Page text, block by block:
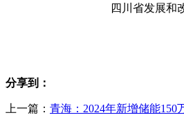
四川省发展和
分享到：
上一篇： 青海：2024年新增储能150